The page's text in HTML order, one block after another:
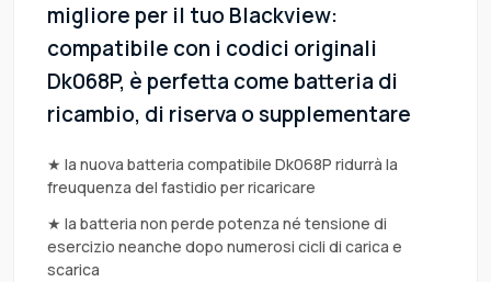
migliore per il tuo Blackview:
compatibile con i codici originali
Dk068P, è perfetta come batteria di
ricambio, di riserva o supplementare
★ la nuova batteria compatibile Dk068P ridurrà la
freuquenza del fastidio per ricaricare
★ la batteria non perde potenza né tensione di
esercizio neanche dopo numerosi cicli di carica e
scarica